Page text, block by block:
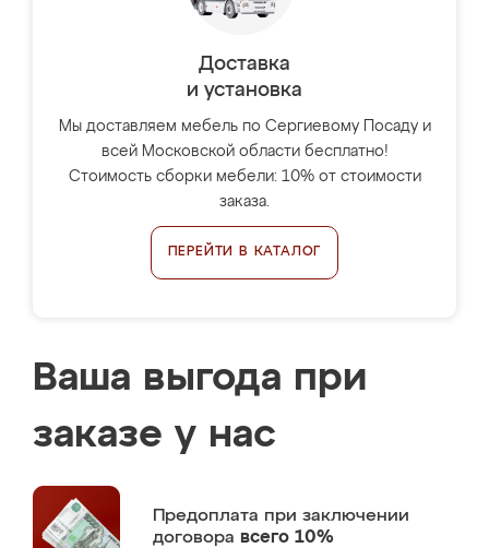
Доставка
и установка
Мы доставляем мебель по Сергиевому Посаду и
всей Московской области бесплатно!
Стоимость сборки мебели: 10% от стоимости
заказа.
ПЕРЕЙТИ В КАТАЛОГ
Ваша выгода при
заказе у нас
Предоплата при заключении
договора всего 10%